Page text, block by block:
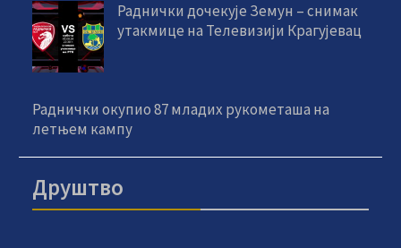
Раднички дочекује Земун – снимак
утакмице на Телевизији Крагујевац
Раднички окупио 87 младих рукометаша на
летњем кампу
Друштво